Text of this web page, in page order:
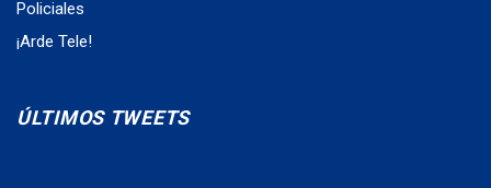
Policiales
¡Arde Tele!
ÚLTIMOS TWEETS